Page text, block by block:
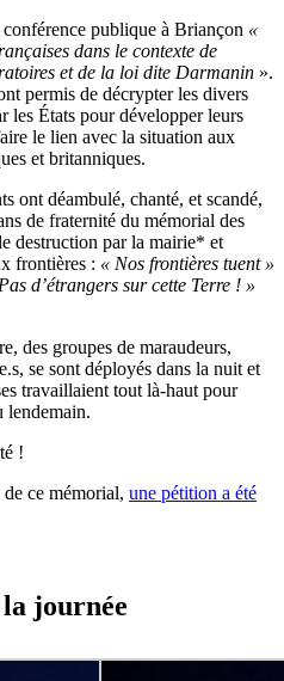
publique à Briançon «
dans le contexte de
et de la loi dite Darmanin ».
permis de décrypter les divers
les États pour développer leurs
le lien avec la situation aux
et britanniques.
ont déambulé, chanté, et scandé,
de fraternité du mémorial des
destruction par la mairie* et
frontières : « Nos frontières tuent »
d’étrangers sur cette Terre ! »
des groupes de maraudeurs,
se sont déployés dans la nuit et
travaillaient tout là-haut pour
lendemain.
!
ce mémorial, une pétition a été
la journée